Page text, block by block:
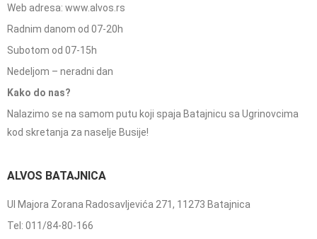
Web adresa: www.alvos.rs
Radnim danom od 07-20h
Subotom od 07-15h
Nedeljom – neradni dan
Kako do nas?
Nalazimo se na samom putu koji spaja Batajnicu sa Ugrinovcima
kod skretanja za naselje Busije!
ALVOS BATAJNICA
Ul Majora Zorana Radosavljevića 271, 11273 Batajnica
Tel: 011/84-80-166